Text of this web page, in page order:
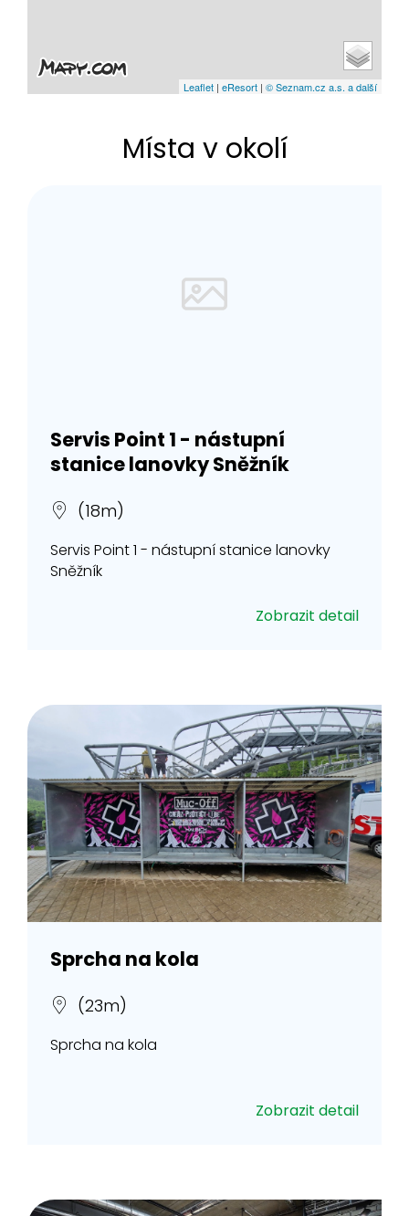
Leaflet | eResort | © Seznam.cz a.s. a další
Místa v okolí
Servis Point 1 - nástupní
stanice lanovky Sněžník
(18m)
Servis Point 1 - nástupní stanice lanovky
Sněžník
Zobrazit detail
Sprcha na kola
(23m)
Sprcha na kola
Zobrazit detail